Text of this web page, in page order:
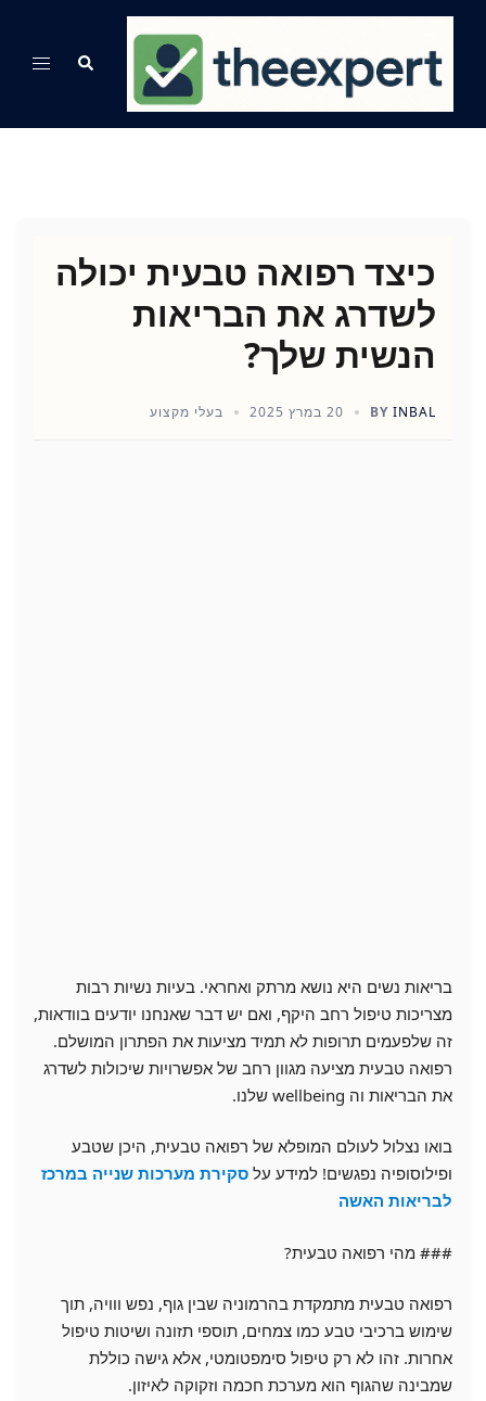
content
Search
Toggle
כיצד רפואה טבעית יכולה
לשדרג את הבריאות
הנשית שלך?
BY INBAL 20 במרץ 2025 בעלי מקצוע
בריאות נשים היא נושא מרתק ואחראי. בעיות נשיות רבות
מצריכות טיפול רחב היקף, ואם יש דבר שאנחנו יודעים בוודאות,
זה שלפעמים תרופות לא תמיד מציעות את הפתרון המושלם.
רפואה טבעית מציעה מגוון רחב של אפשרויות שיכולות לשדרג
את הבריאות וה wellbeing שלנו.
בואו נצלול לעולם המופלא של רפואה טבעית, היכן שטבע
ופילוסופיה נפגשים! למידע על סקירת מערכות שנייה במרכז
לבריאות האשה
### מהי רפואה טבעית?
רפואה טבעית מתמקדת בהרמוניה שבין גוף, נפש ווויה, תוך
שימוש ברכיבי טבע כמו צמחים, תוספי תזונה ושיטות טיפול
אחרות. זהו לא רק טיפול סימפטומטי, אלא גישה כוללת
שמבינה שהגוף הוא מערכת חכמה וזקוקה לאיזון.